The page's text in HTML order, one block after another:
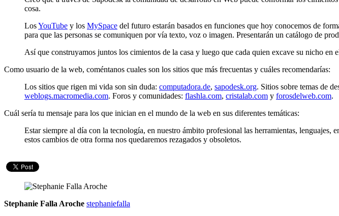
cosa.
LosYouTube y los MySpace del futuro estarán basados en funciones que hoy conocemos de
para que las personas se comuniquen por vía texto, voz o imagen. Presentarán un catálogo de
Así que construyamos juntos los cimientos de la casa y luego que cada quien excave su nicho
Como usuario de la web, coméntanos cuales son los sitios que más frecuentas y cuáles recomendarías:
Los sitios que rigen mi vida son sin duda: computadora.de, sapodesk.org. Sitios sobre temas de
weblogs.macromedia.com. Foros y comunidades: flashla.com, cristalab.com y forosdelweb.com.
Cuál sería tu mensaje para los que inician en el mundo de la web en sus diferentes temáticas:
Estar siempre al día con la tecnología, en nuestro ámbito profesional las herramientas,
estos cambios de otra forma nos quedaremos rezagados y obsoletos.
Stephanie Falla Aroche stephaniefalla